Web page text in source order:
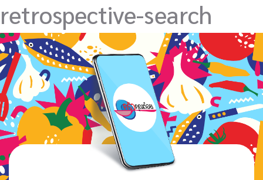
retrospective-search